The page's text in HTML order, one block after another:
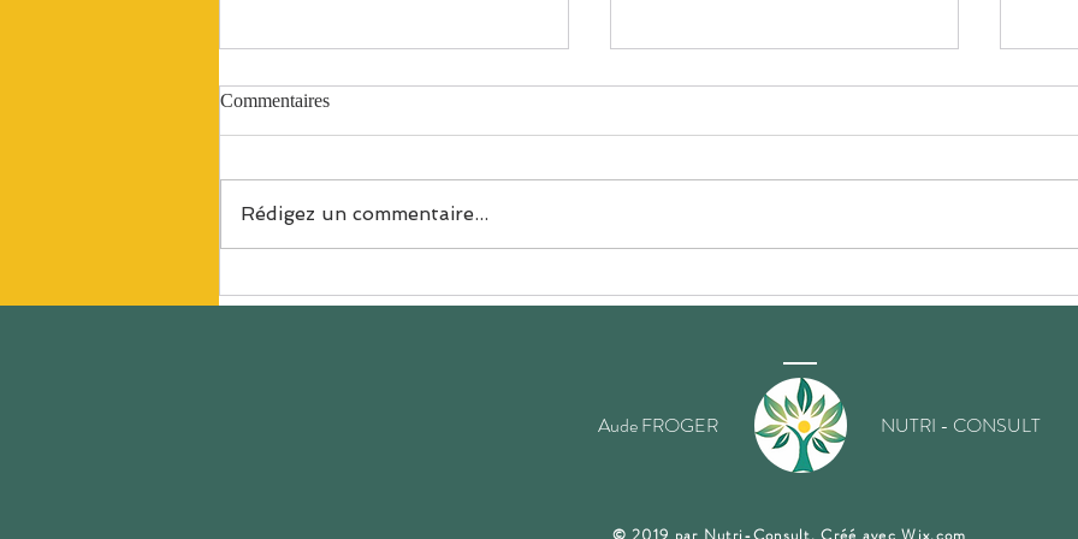
mais comment on fait?
la
Commentaires
Rédigez un commentaire...
Aude FROGER NUTRI - CONSULT